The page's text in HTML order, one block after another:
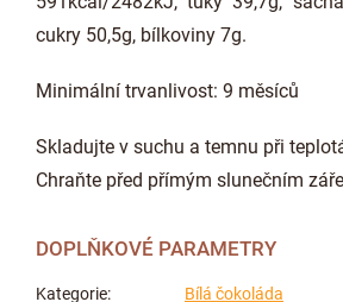
cukry 50,5g, bílkoviny 7g.
Minimální trvanlivost: 9 měsíců
Skladujte v suchu a temnu při
Chraňte před přímým slunečním
DOPLŇKOVÉ PARAMETRY
Kategorie:
Bílá čokoláda